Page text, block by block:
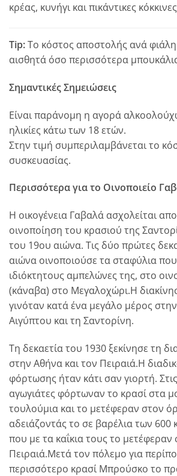
κρέας, κυνήγι και πικάντικες
Tip:Το κόστος αποστολής ανά φιάλη
αισθητά όσο περισσότερα
Σημαντικές Σημειώσεις
Είναι παράνομη η αγορά
ηλικίες κάτω των 18 ετών.
Στην τιμή συμπεριλαμβάνεται το
συσκευασίας.
Περισσότερα για το Οινοποιείο
H οικογένεια Γαβαλά ασχολείται
οινοποίηση του κρασιού της
του 19ου αιώνα. Tις δύο πρώτες
αιώνα οινοποιούσε τα σταφύλια
ιδιόκτητους αμπελώνες της, στο
(κάναβα) στο Mεγαλοχώρι.H
γινόταν κατά ένα μεγάλο μέρος
Aιγύπτου και τη Σαντορίνη.
Τη δεκαετία του 1930 ξεκίνησε τη
στην Aθήνα και τον Πειραιά.H
φόρτωσης ήταν κάτι σαν γιορτή.
αγωγιάτες φόρτωναν το κρασί στα
τουλούμια και το μετέφεραν στον
αδειάζοντάς το σε βαρέλια των 600
που με τα καΐκια τους το μετέφεραν
Πειραιά.Mετά τον πόλεμο για
περισσότερο κρασί Mπρούσκο το